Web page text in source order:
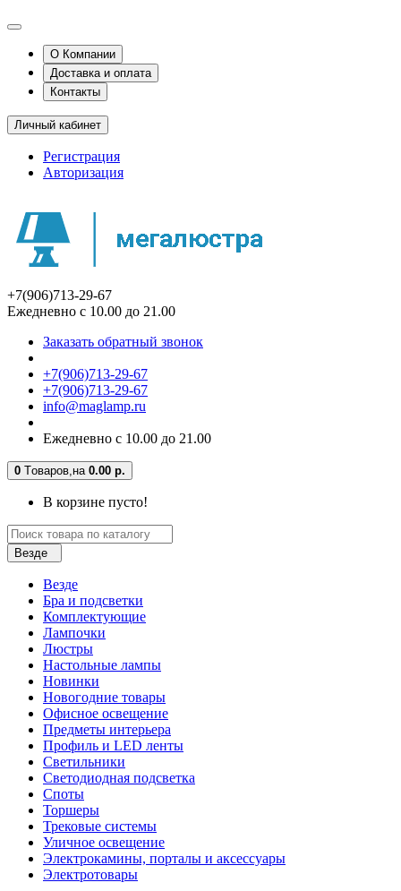
О Компании
Доставка и оплата
Контакты
Личный кабинет
Регистрация
Авторизация
+7(906)713-29-67
Ежедневно с 10.00 до 21.00
Заказать обратный звонок
+7(906)713-29-67
+7(906)713-29-67
info@maglamp.ru
Ежедневно с 10.00 до 21.00
0 Tоваров,на 0.00 р.
В корзине пусто!
Везде
Везде
Бра и подсветки
Комплектующие
Лампочки
Люстры
Настольные лампы
Новинки
Новогодние товары
Офисное освещение
Предметы интерьера
Профиль и LED ленты
Светильники
Светодиодная подсветка
Споты
Торшеры
Трековые системы
Уличное освещение
Электрокамины, порталы и аксессуары
Электротовары